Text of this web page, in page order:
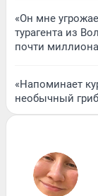
«Он мне
турагента из
почти
«Напоминает
необычный